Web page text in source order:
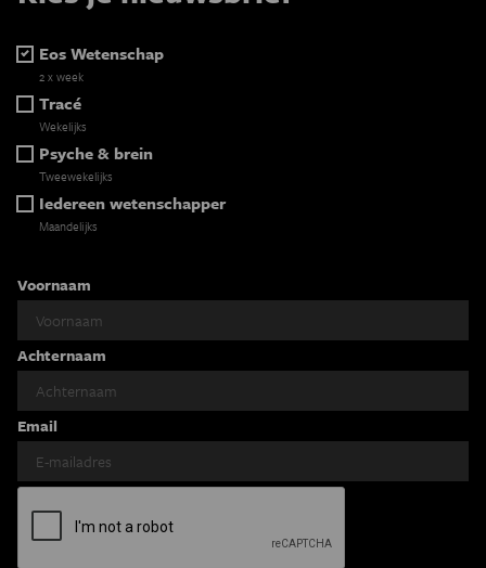
Eos Wetenschap
2 x week
Tracé
Wekelijks
Psyche & brein
Tweewekelijks
Iedereen wetenschapper
Maandelijks
Voornaam
Achternaam
Email